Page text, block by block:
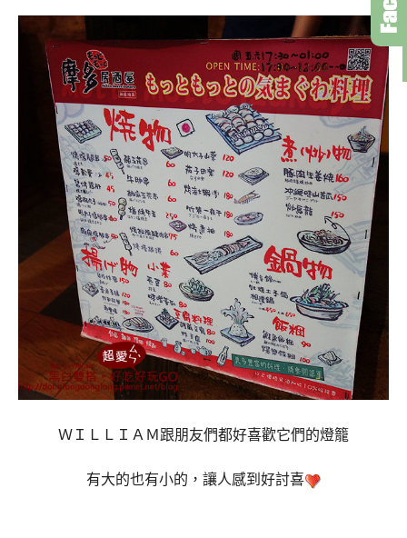
ＷＩＬＬＩＡＭ跟朋友們都好喜歡它們的燈籠
有大的也有小的，讓人感到好討喜